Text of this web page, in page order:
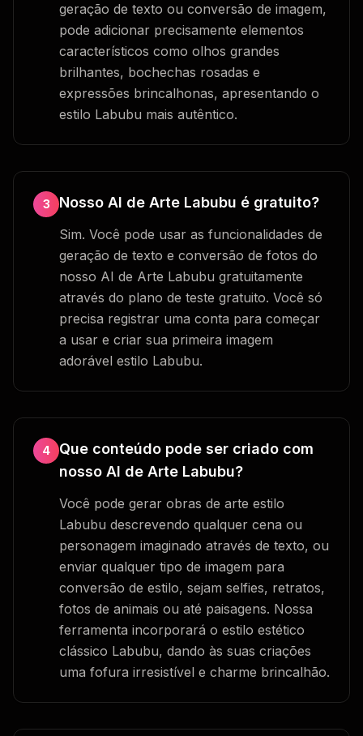
geração de texto ou conversão de imagem,
pode adicionar precisamente elementos
característicos como olhos grandes
brilhantes, bochechas rosadas e
expressões brincalhonas, apresentando o
estilo Labubu mais autêntico.
3 Nosso AI de Arte Labubu é gratuito?
Sim. Você pode usar as funcionalidades de
geração de texto e conversão de fotos do
nosso AI de Arte Labubu gratuitamente
através do plano de teste gratuito. Você só
precisa registrar uma conta para começar
a usar e criar sua primeira imagem
adorável estilo Labubu.
4
Que conteúdo pode ser criado com
nosso AI de Arte Labubu?
Você pode gerar obras de arte estilo
Labubu descrevendo qualquer cena ou
personagem imaginado através de texto, ou
enviar qualquer tipo de imagem para
conversão de estilo, sejam selfies, retratos,
fotos de animais ou até paisagens. Nossa
ferramenta incorporará o estilo estético
clássico Labubu, dando às suas criações
uma fofura irresistível e charme brincalhão.